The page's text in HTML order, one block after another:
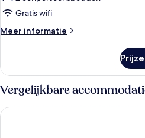
2
laden
Gratis wifi
Meer informatie
Meer
Twin
kamer,
2
eenpersoonsbedden
Vergelijkbare
B&B HOTEL Deauville-Touques